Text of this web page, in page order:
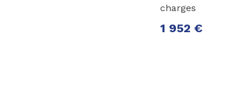
charges
1 952 €